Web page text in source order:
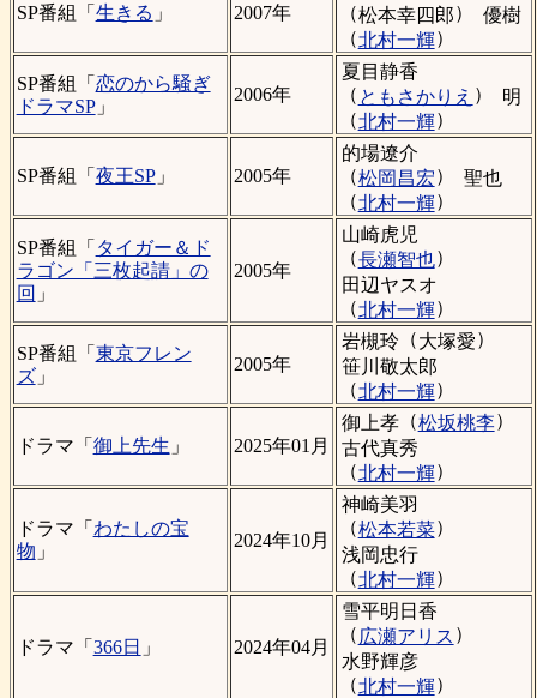
SP番組「 生きる 」 2007年
（松本幸四郎）
優樹
（北村一輝）
SP番組「 恋のから騒ぎ
ドラマSP」
2006年
夏目静香
（ ともさかりえ ）
明
（北村一輝）
SP番組「 夜王SP」 2005年
的場遼介
（松岡昌宏）
聖也
（北村一輝）
SP番組「 タイガー＆ド
ラゴン「三枚起請」の
回 」
2005年
山崎虎児
（長瀬智也）
田辺ヤスオ
（北村一輝）
SP番組「 東京フレン
ズ」
2005年
岩槻玲 （大塚愛）
笹川敬太郎
（北村一輝）
ドラマ「 御上先生 」 2025年01月
御上孝（松坂桃李）
古代真秀
（北村一輝）
ドラマ「 わたしの宝
物 」
2024年10月
神崎美羽
（松本若菜）
浅岡忠行
（北村一輝）
ドラマ「 366日 」 2024年04月
雪平明日香
（ 広瀬アリス ）
水野輝彦
（北村一輝）